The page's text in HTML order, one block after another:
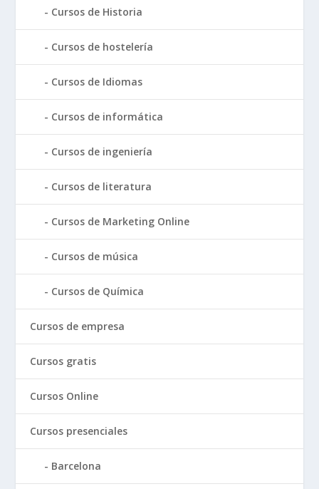
Cursos de Historia
Cursos de hostelería
Cursos de Idiomas
Cursos de informática
Cursos de ingeniería
Cursos de literatura
Cursos de Marketing Online
Cursos de música
Cursos de Química
Cursos de empresa
Cursos gratis
Cursos Online
Cursos presenciales
Barcelona